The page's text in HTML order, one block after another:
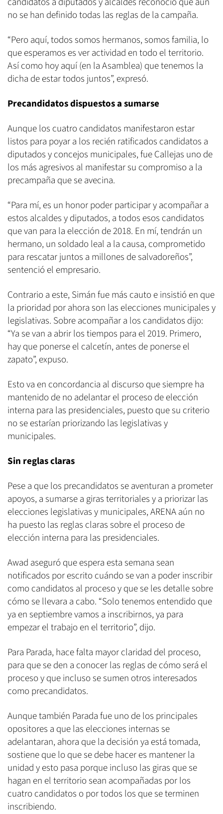
no se han definido todas las reglas de la campaña.
“Pero aquí, todos somos hermanos, somos familia, lo
que esperamos es ver actividad en todo el territorio.
Así como hoy aquí (en la Asamblea) que tenemos la
dicha de estar todos juntos”, expresó.
Precandidatos dispuestos a sumarse
Aunque los cuatro candidatos manifestaron estar
listos para poyar a los recién ratificados candidatos a
diputados y concejos municipales, fue Callejas uno de
los más agresivos al manifestar su compromiso a la
precampaña que se avecina.
“Para mí, es un honor poder participar y acompañar a
estos alcaldes y diputados, a todos esos candidatos
que van para la elección de 2018. En mí, tendrán un
hermano, un soldado leal a la causa, comprometido
para rescatar juntos a millones de salvadoreños”,
sentenció el empresario.
Contrario a este, Simán fue más cauto e insistió en que
la prioridad por ahora son las elecciones municipales y
legislativas. Sobre acompañar a los candidatos dijo:
“Ya se van a abrir los tiempos para el 2019. Primero,
hay que ponerse el calcetín, antes de ponerse el
zapato”, expuso.
Esto va en concordancia al discurso que siempre ha
mantenido de no adelantar el proceso de elección
interna para las presidenciales, puesto que su criterio
no se estarían priorizando las legislativas y
municipales.
Sin reglas claras
Pese a que los precandidatos se aventuran a prometer
apoyos, a sumarse a giras territoriales y a priorizar las
elecciones legislativas y municipales, ARENA aún no
ha puesto las reglas claras sobre el proceso de
elección interna para las presidenciales.
Awad aseguró que espera esta semana sean
notificados por escrito cuándo se van a poder inscribir
como candidatos al proceso y que se les detalle sobre
cómo se llevara a cabo. “Solo tenemos entendido que
ya en septiembre vamos a inscribirnos, ya para
empezar el trabajo en el territorio”, dijo.
Para Parada, hace falta mayor claridad del proceso,
para que se den a conocer las reglas de cómo será el
proceso y que incluso se sumen otros interesados
como precandidatos.
Aunque también Parada fue uno de los principales
opositores a que las elecciones internas se
adelantaran, ahora que la decisión ya está tomada,
sostiene que lo que se debe hacer es mantener la
unidad y esto pasa porque incluso las giras que se
hagan en el territorio sean acompañadas por los
cuatro candidatos o por todos los que se terminen
inscribiendo.